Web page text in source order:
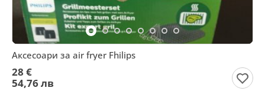
Аксесоари за air fryer Fhilips
28 €
54,76 лв